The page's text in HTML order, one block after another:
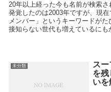
20年以上経った今も名前が検索
発覚したのは2003年ですが、現
メンバー」というキーワードが
接知らない世代も増えているにも
未分類
ス
を
いを